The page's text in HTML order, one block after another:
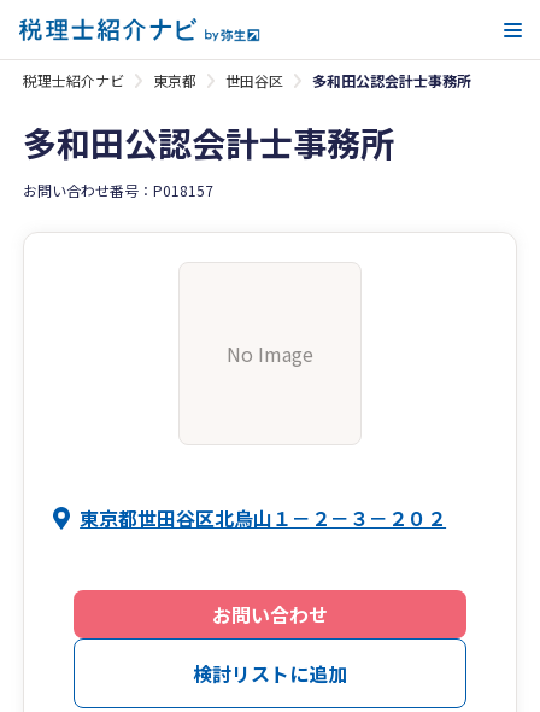
税理士紹介ナビ 東京都 世田谷区 多和田公認会計士事務所
多和田公認会計士事務所
お問い合わせ番号：P018157
No Image
東京都世田谷区北烏山１－２－３－２０２
お問い合わせ
検討リストに追加